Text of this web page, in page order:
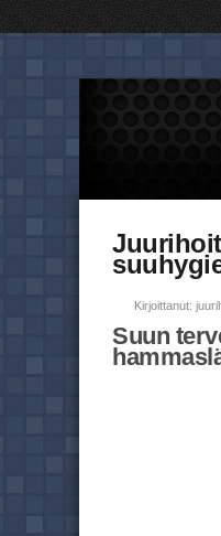
Kirjoittanut:
Suun